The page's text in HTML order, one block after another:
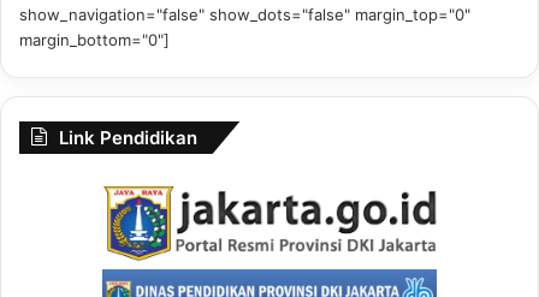
show_navigation="false" show_dots="false" margin_top="0"
margin_bottom="0"]
Link Pendidikan